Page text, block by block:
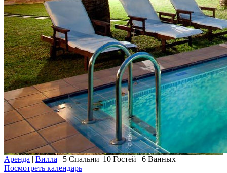
Аренда | Вилла | 5 Спальни| 10 Гостей | 6 Ванных
Посмотреть календарь